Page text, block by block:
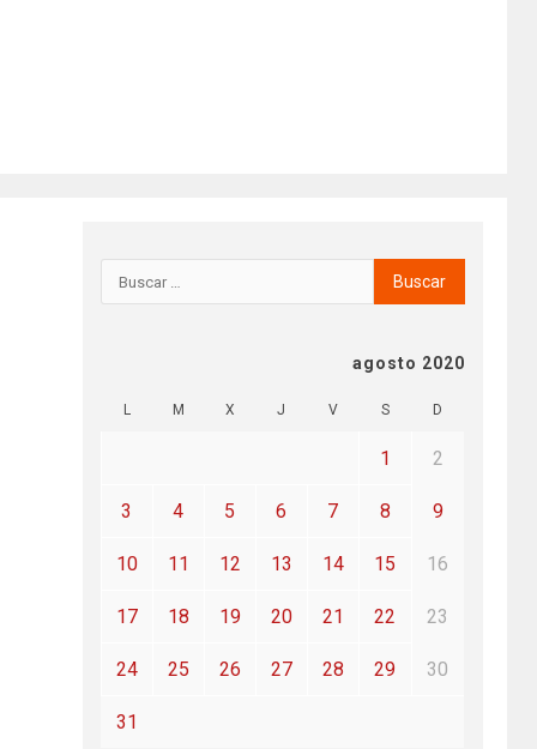
agosto 2020
L M X J V S D
1 2
3 4 5 6 7 8 9
10 11 12 13 14 15 16
17 18 19 20 21 22 23
24 25 26 27 28 29 30
31